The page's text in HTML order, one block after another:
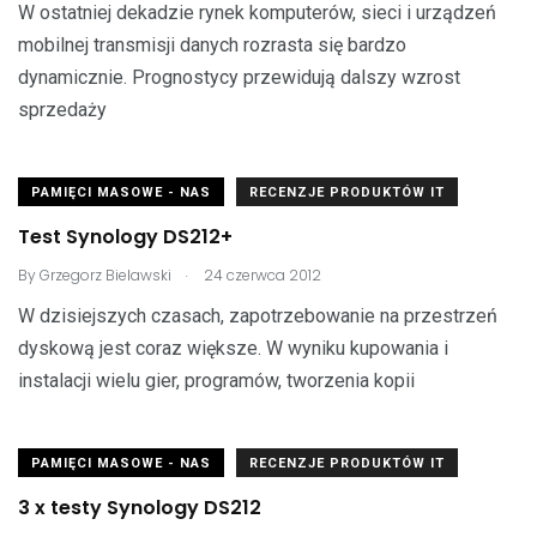
W ostatniej dekadzie rynek komputerów, sieci i urządzeń
mobilnej transmisji danych rozrasta się bardzo
dynamicznie. Prognostycy przewidują dalszy wzrost
sprzedaży
PAMIĘCI MASOWE - NAS RECENZJE PRODUKTÓW IT
Test Synology DS212+
ByGrzegorz Bielawski . 24 czerwca 2012
W dzisiejszych czasach, zapotrzebowanie na przestrzeń
dyskową jest coraz większe. W wyniku kupowania i
instalacji wielu gier, programów, tworzenia kopii
PAMIĘCI MASOWE - NAS RECENZJE PRODUKTÓW IT
3 x testy Synology DS212